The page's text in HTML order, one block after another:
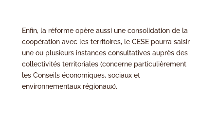
Enfin, la réforme opère aussi une consolidation de la
coopération avec les territoires, le CESE pourra saisir
une ou plusieurs instances consultatives auprès des
collectivités territoriales (concerne particulièrement
les Conseils économiques, sociaux et
environnementaux régionaux).